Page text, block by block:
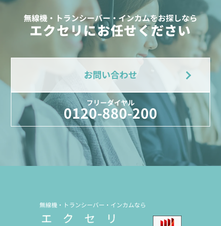
無線機・トランシーバー・インカムをお探しなら
エクセリにお任せください
お問い合わせ
フリーダイヤル
0120-880-200
無線機・トランシーバー・インカムなら